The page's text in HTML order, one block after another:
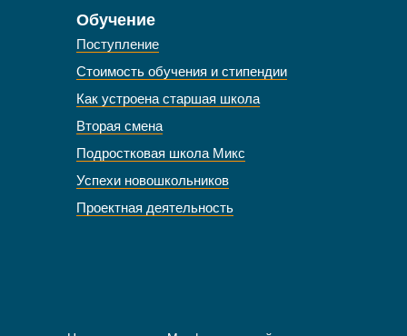
Обучение
Поступление
Стоимость обучения и стипендии
Как устроена старшая школа
Вторая смена
Подростковая школа Микс
Успехи новошкольников
Проектная деятельность